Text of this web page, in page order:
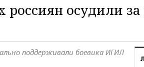
россиян осудили за
поддерживали боевика ИГИЛ